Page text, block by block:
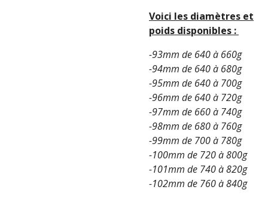
Voici les diamètres et
poids disponibles :
-93mm de 640 à 660g
-94mm de 640 à 680g
-95mm de 640 à 700g
-96mm de 640 à 720g
-97mm de 660 à 740g
-98mm de 680 à 760g
-99mm de 700 à 780g
-100mm de 720 à 800g
-101mm de 740 à 820g
-102mm de 760 à 840g